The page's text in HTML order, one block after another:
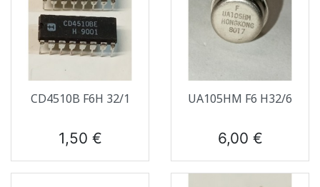
CD4510B F6H 32/1
Prix
1,50 €
UA105HM F6 H32/6
Prix
6,00 €